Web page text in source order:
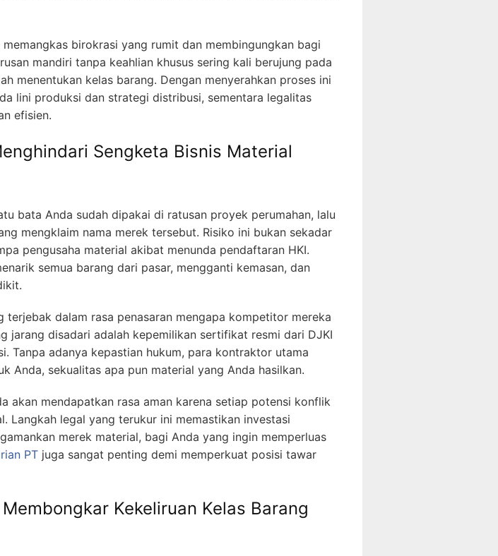
birokrasi yang rumit dan membingungkan bagi
mandiri tanpa keahlian khusus sering kali berujung pada
menentukan kelas barang. Dengan menyerahkan proses ini
lini produksi dan strategi distribusi, sementara legalitas
efisien.
Sengketa Bisnis Material
bata Anda sudah dipakai di ratusan proyek perumahan, lalu
mengklaim nama merek tersebut. Risiko ini bukan sekadar
pengusaha material akibat menunda pendaftaran HKI.
semua barang dari pasar, mengganti kemasan, dan
dalam rasa penasaran mengapa kompetitor mereka
jarang disadari adalah kepemilikan sertifikat resmi dari DJKI
Tanpa adanya kepastian hukum, para kontraktor utama
Anda, sekualitas apa pun material yang Anda hasilkan.
akan mendapatkan rasa aman karena setiap potensi konflik
Langkah legal yang terukur ini memastikan investasi
merek material, bagi Anda yang ingin memperluas
PT juga sangat penting demi memperkuat posisi tawar
Kekeliruan Kelas Barang